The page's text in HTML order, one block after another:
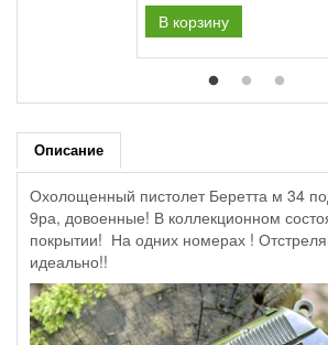
В корзину
Описание
Охолощенный пистолет Беретта м 34
9ра, довоенные! В коллекционном
покрытии! На одних номерах !
идеально!!